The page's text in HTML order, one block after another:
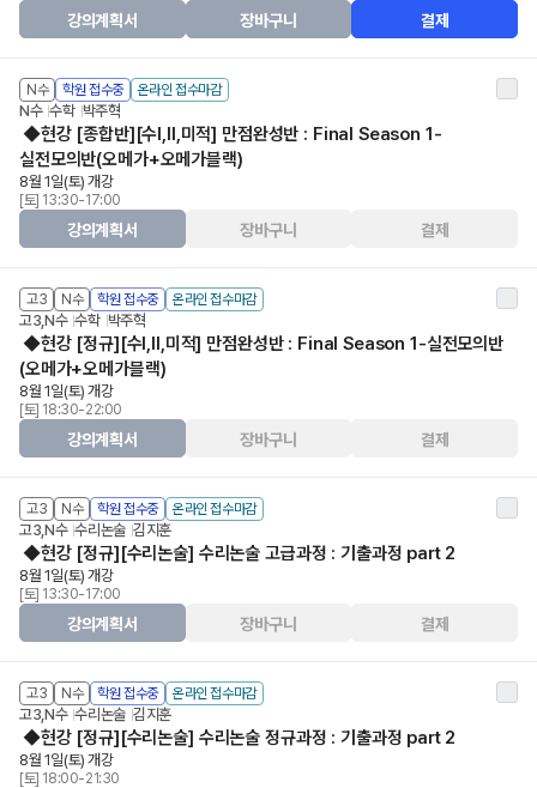
강의계획서 장바구니 결제
N수 학원 접수중 온라인 접수마감
N수 수학 박주혁
◆현강 [종합반][수I,II,미적] 만점완성반 : Final Season 1-
실전모의반(오메가+오메가블랙)
8월 1일(토) 개강
[토] 13:30-17:00
강의계획서 장바구니 결제
고3 N수 학원 접수중 온라인 접수마감
고3,N수 수학 박주혁
◆현강 [정규][수I,II,미적] 만점완성반 : Final Season 1-실전모의반
(오메가+오메가블랙)
8월 1일(토) 개강
[토] 18:30-22:00
강의계획서 장바구니 결제
고3 N수 학원 접수중 온라인 접수마감
고3,N수 수리논술 김지훈
◆현강 [정규][수리논술] 수리논술 고급과정 : 기출과정 part 2
8월 1일(토) 개강
[토] 13:30-17:00
강의계획서 장바구니 결제
고3 N수 학원 접수중 온라인 접수마감
고3,N수 수리논술 김지훈
◆현강 [정규][수리논술] 수리논술 정규과정 : 기출과정 part 2
8월 1일(토) 개강
[토] 18:00-21:30